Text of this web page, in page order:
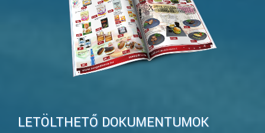
LETÖLTHETŐ DOKUMENTUMOK